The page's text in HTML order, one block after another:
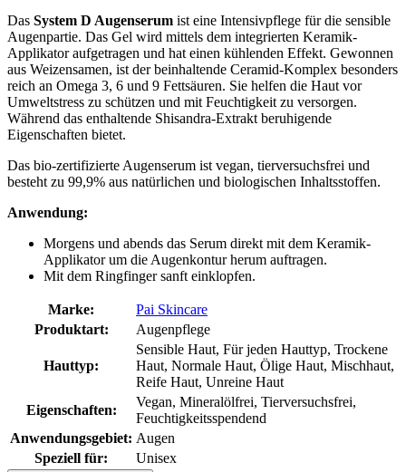
Das System D Augenserum ist eine Intensivpflege für die sensible
Augenpartie. Das Gel wird mittels dem integrierten Keramik-
Applikator aufgetragen und hat einen kühlenden Effekt. Gewonnen
aus Weizensamen, ist der beinhaltende Ceramid-Komplex besonders
reich an Omega 3, 6 und 9 Fettsäuren. Sie helfen die Haut vor
Umweltstress zu schützen und mit Feuchtigkeit zu versorgen.
Während das enthaltende Shisandra-Extrakt beruhigende
Eigenschaften bietet.
Das bio-zertifizierte Augenserum ist vegan, tierversuchsfrei und
besteht zu 99,9% aus natürlichen und biologischen Inhaltsstoffen.
Anwendung:
Morgens und abends das Serum direkt mit dem Keramik-
Applikator um die Augenkontur herum auftragen.
Mit dem Ringfinger sanft einklopfen.
Marke:
Pai Skincare
Produktart:
Augenpflege
Hauttyp:
Sensible Haut, Für jeden Hauttyp, Trockene
Haut, Normale Haut, Ölige Haut, Mischhaut,
Reife Haut, Unreine Haut
Eigenschaften:
Vegan, Mineralölfrei, Tierversuchsfrei,
Feuchtigkeitsspendend
Anwendungsgebiet: Augen
Speziell für:
Unisex